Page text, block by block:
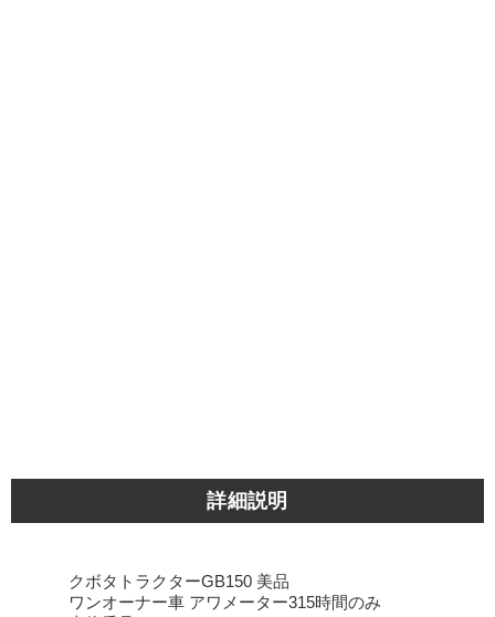
詳細説明
クボタトラクターGB150 美品
ワンオーナー車 アワメーター315時間のみ